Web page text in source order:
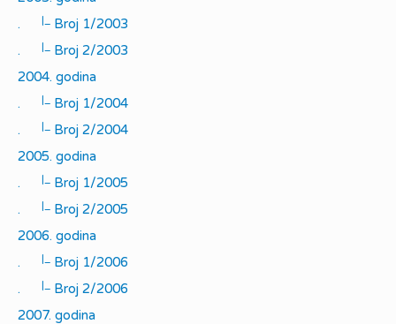
.
|_
Broj 1/2003
.
|_
Broj 2/2003
2004. godina
.
|_
Broj 1/2004
.
|_
Broj 2/2004
2005. godina
.
|_
Broj 1/2005
.
|_
Broj 2/2005
2006. godina
.
|_
Broj 1/2006
.
|_
Broj 2/2006
2007. godina